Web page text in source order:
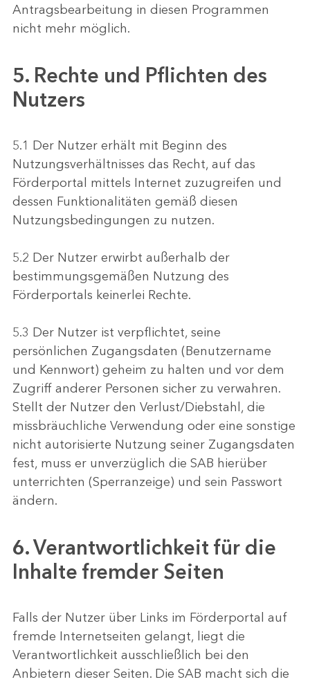
Antragsbearbeitung in diesen Programmen
nicht mehr möglich.
5. Rechte und Pflichten des
Nutzers
5.1 Der Nutzer erhält mit Beginn des
Nutzungsverhältnisses das Recht, auf das
Förderportal mittels Internet zuzugreifen und
dessen Funktionalitäten gemäß diesen
Nutzungsbedingungen zu nutzen.
5.2 Der Nutzer erwirbt außerhalb der
bestimmungsgemäßen Nutzung des
Förderportals keinerlei Rechte.
5.3 Der Nutzer ist verpflichtet, seine
persönlichen Zugangsdaten (Benutzername
und Kennwort) geheim zu halten und vor dem
Zugriff anderer Personen sicher zu verwahren.
Stellt der Nutzer den Verlust/Diebstahl, die
missbräuchliche Verwendung oder eine sonstige
nicht autorisierte Nutzung seiner Zugangsdaten
fest, muss er unverzüglich die SAB hierüber
unterrichten (Sperranzeige) und sein Passwort
ändern.
6. Verantwortlichkeit für die
Inhalte fremder Seiten
Falls der Nutzer über Links im Förderportal auf
fremde Internetseiten gelangt, liegt die
Verantwortlichkeit ausschließlich bei den
Anbietern dieser Seiten. Die SAB macht sich die